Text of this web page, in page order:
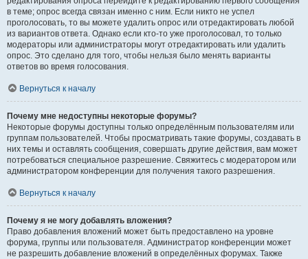
в теме; опрос всегда связан именно с ним. Если никто не успел
проголосовать, то вы можете удалить опрос или отредактировать любой
из вариантов ответа. Однако если кто-то уже проголосовал, то только
модераторы или администраторы могут отредактировать или удалить
опрос. Это сделано для того, чтобы нельзя было менять варианты
ответов во время голосования.
Вернуться к началу
Почему мне недоступны некоторые форумы?
Некоторые форумы доступны только определённым пользователям или
группам пользователей. Чтобы просматривать такие форумы, создавать в
них темы и оставлять сообщения, совершать другие действия, вам может
потребоваться специальное разрешение. Свяжитесь с модератором или
администратором конференции для получения такого разрешения.
Вернуться к началу
Почему я не могу добавлять вложения?
Право добавления вложений может быть предоставлено на уровне
форума, группы или пользователя. Администратор конференции может
не разрешить добавление вложений в определённых форумах. Также